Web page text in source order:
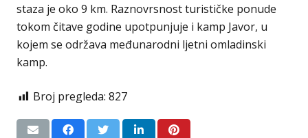
staza je oko 9 km. Raznovrsnost turističke ponude
tokom čitave godine upotpunjuje i kamp Javor, u
kojem se održava međunarodni ljetni omladinski
kamp.
Broj pregleda: 827